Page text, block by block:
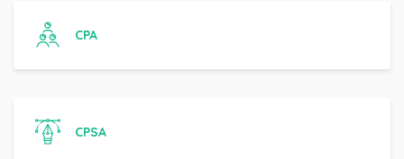
CPA
CPSA